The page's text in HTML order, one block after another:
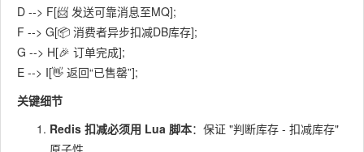
D --> F[📨 发送可靠消息至MQ];
F --> G[📦 消费者异步扣减DB库存];
G --> H[🎉 订单完成];
关键细节
Redis 扣减必须用 Lua 脚本：保证 "判断库存 - 扣减库存"
原子性